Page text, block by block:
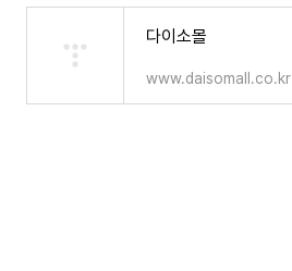
다이소몰
www.daisomall.co.kr